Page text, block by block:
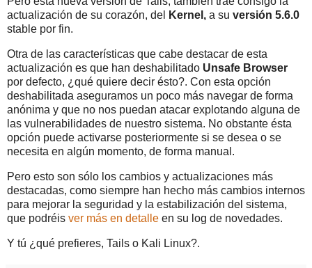
actualización de su corazón, del
Kernel, a su versión 5.6.0
stable por fin.
Otra de las características que cabe destacar de esta
actualización es que han deshabilitado Unsafe Browser
por defecto, ¿qué quiere decir ésto?. Con esta opción
deshabilitada aseguramos un poco más navegar de forma
anónima y que no nos puedan atacar explotando alguna de
las vulnerabilidades de nuestro sistema. No obstante ésta
opción puede activarse posteriormente si se desea o se
necesita en algún momento, de forma manual.
Pero esto son sólo los cambios y actualizaciones más
destacadas, como siempre han hecho más cambios internos
para mejorar la seguridad y la estabilización del sistema,
que podréis ver más en detalle en su log de novedades.
Y tú ¿qué prefieres, Tails o Kali Linux?.